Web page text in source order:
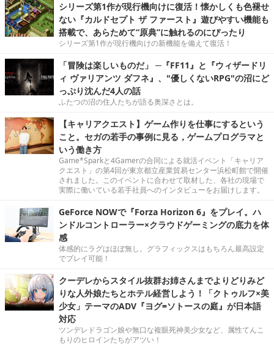
シリーズ第1作が現行機向けに復活！懐かしくも色褪せ
ない『カルドセプト ザ ファースト』遊びやすい機能も
搭載で、あらためて“原典”に触れるのにぴったり
シリーズ第1作が現行機向けの新機能を備えて復活！
「冒険は楽しいものだ」 ─『FF11』と『ウィザードリ
ィ ヴァリアンツ ダフネ』、"優しくないRPG"の沼にど
っぷり沈んだ4人の話
ふたつの沼の住人たちが語る奥深さとは。
【キャリアクエスト】ゲーム作りを仕事にするという
こと。セガの若手の事例に見る，ゲームプログラマと
いう働き方
Game*Sparkと4Gamerの合同による就活イベント「キャリア
クエスト」の第4回が東京都立産業貿易センター浜松町館で開催
されました。このイベントに合わせて取材した、各社の現場で
実際に働いている若手社員へのインタビューをお届けします。
GeForce NOWで『Forza Horizon 6』をプレイ。ハ
ンドルコントローラー×クラウドゲーミングの底力を体
感
体感的にラグはほぼ無し。グラフィックスはもちろん最高設定
でプレイ可能！
クーデレからスタイル抜群お姉さんまでよりどりみど
りな人外娘たちとホテル経営しよう！「クトゥルフ×美
少女」テーマのADV『ヨグ=ソトースの庭』が日本語
対応
ツンデレドラゴン娘や無口な複眼死神美少女など、属性てんこ
もりのヒロインたちがアツい！